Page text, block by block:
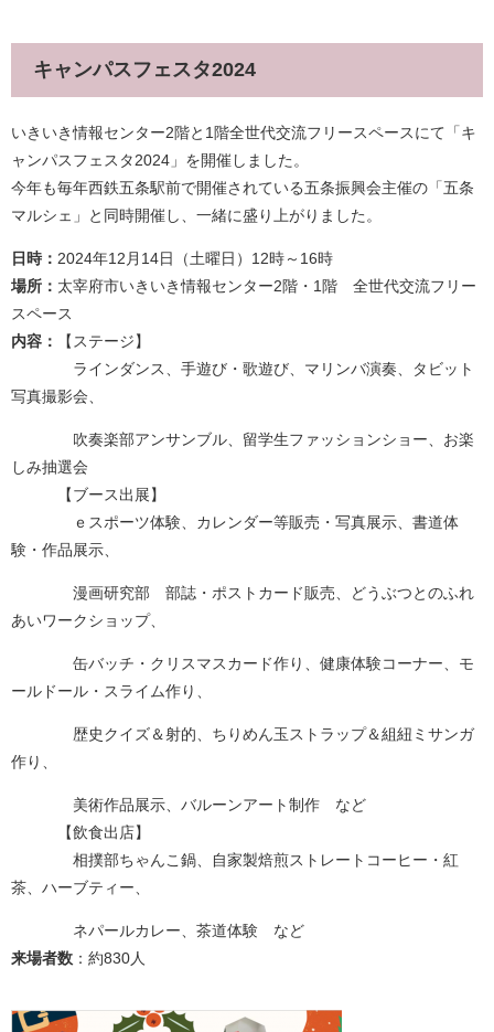
キャンパスフェスタ2024
いきいき情報センター2階と1階全世代交流フリースペースにて「キ
ャンパスフェスタ2024」を開催しました。
今年も毎年西鉄五条駅前で開催されている五条振興会主催の「五条
マルシェ」と同時開催し、一緒に盛り上がりました。
日時： 2024年12月14日（土曜日）12時～16時
場所： 太宰府市いきいき情報センター2階・1階 全世代交流フリー
スペース
内容：
【ステージ】
ラインダンス、手遊び・歌遊び、マリンバ演奏、タビット
写真撮影会、
吹奏楽部アンサンブル、留学生ファッションショー、お楽
しみ抽選会
【ブース出展】
ｅスポーツ体験、カレンダー等販売・写真展示、書道体
験・作品展示、
漫画研究部 部誌・ポストカード販売、どうぶつとのふれ
あいワークショップ、
缶バッチ・クリスマスカード作り、健康体験コーナー、モ
ールドール・スライム作り、
歴史クイズ＆射的、ちりめん玉ストラップ＆組紐ミサンガ
作り、
美術作品展示、バルーンアート制作 など
【飲食出店】
相撲部ちゃんこ鍋、自家製焙煎ストレートコーヒー・紅
茶、ハーブティー、
ネパールカレー、茶道体験 など​
来場者数 ：約830人